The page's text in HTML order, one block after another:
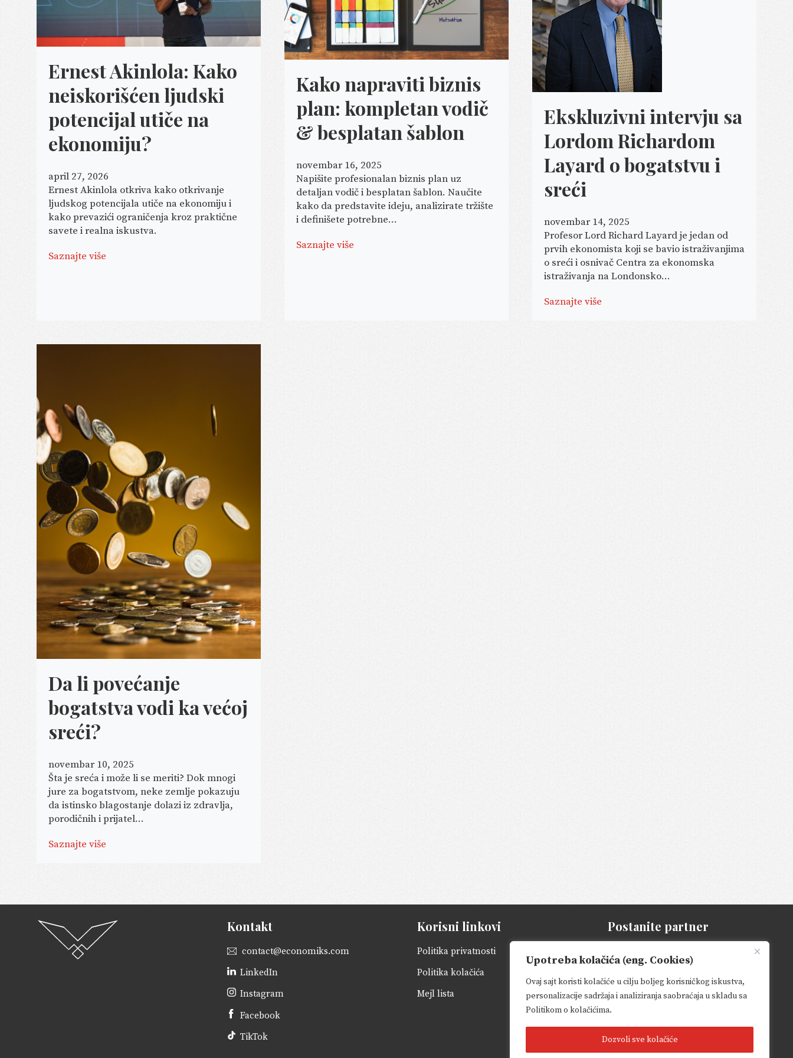
Upotreba kolačića (eng. Cookies)
Ovaj sajt koristi kolačiće u cilju boljeg korisničkog iskustva,
personalizacije sadržaja i analiziranja saobraćaja u skladu sa
Politikom o kolačićima.
Dozvoli sve kolačiće
Ernest Akinlola: Kako
neiskorišćen ljudski
potencijal utiče na
ekonomiju?
april 27, 2026
Ernest Akinlola otkriva kako otkrivanje
ljudskog potencijala utiče na ekonomiju i
kako prevazići ograničenja kroz praktične
savete i realna iskustva.
Saznajte više
Kako napraviti biznis
plan: kompletan vodič
& besplatan šablon
novembar 16, 2025
Napišite profesionalan biznis plan uz
detaljan vodič i besplatan šablon. Naučite
kako da predstavite ideju, analizirate tržište
i definišete potrebne...
Saznajte više
Ekskluzivni intervju sa
Lordom Richardom
Layard o bogatstvu i
sreći
novembar 14, 2025
Profesor Lord Richard Layard je jedan od
prvih ekonomista koji se bavio istraživanjima
o sreći i osnivač Centra za ekonomska
istraživanja na Londonsko...
Saznajte više
Da li povećanje
bogatstva vodi ka većoj
sreći?
novembar 10, 2025
Šta je sreća i može li se meriti? Dok mnogi
jure za bogatstvom, neke zemlje pokazuju
da istinsko blagostanje dolazi iz zdravlja,
porodičnih i prijatel...
Saznajte više
Kontakt
contact@economiks.com
LinkedIn
Instagram
Facebook
TikTok
Korisni linkovi
Politika privatnosti
Politika kolačića
Mejl lista
Postanite partner
SAZNAJTE VIŠE